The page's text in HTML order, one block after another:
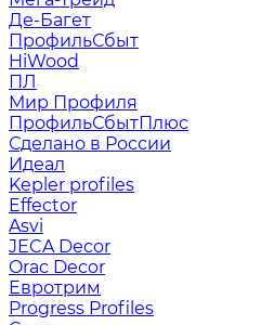
Де-Багет
ПрофильСбыт
HiWood
ПЛ
Мир Профиля
ПрофильСбытПлюс
Сделано в России
Идеал
Kepler profiles
Effector
Asvi
JECA Decor
Orac Decor
Евротрим
Progress Profiles